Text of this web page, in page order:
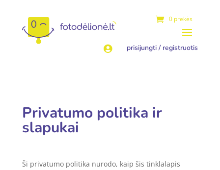
0 prekės
 prisijungti / registruotis
Privatumo politika ir
slapukai
Ši privatumo politika nurodo, kaip šis tinklalapis